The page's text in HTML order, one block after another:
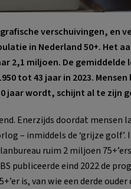
verschuivingen, en
in Nederland 50+. Het
2,1 miljoen. De gemiddelde
tot 43 jaar in 2023. Mensen
jaar wordt, schijnt al te zijn
Enerzijds doordat mensen
– inmiddels de ‘grijze golf’.
ruim 2 miljoen
publiceerde eind 2022 de
is, van wie een derde ouder